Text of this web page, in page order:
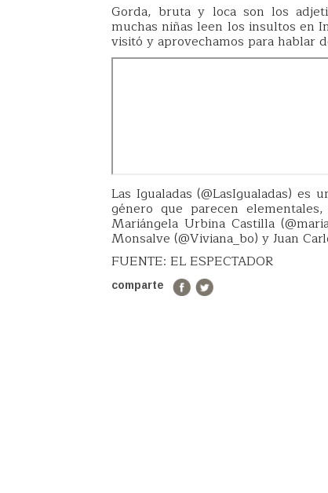
Gorda, bruta y loca son los
muchas niñas leen los insultos en
visitó y aprovechamos para hablar
Las Igualadas (@LasIgualadas)
género que parecen
Mariángela Urbina Castilla
Monsalve (@Viviana_bo) y Juan
FUENTE: EL ESPECTADOR
comparte